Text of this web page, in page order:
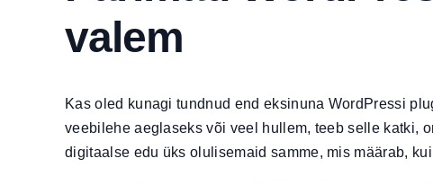
valem
Kas oled kunagi tundnud end eksinuna WordPressi
veebilehe aeglaseks või veel hullem, teeb selle katki,
digitaalse edu üks olulisemaid samme, mis määrab,